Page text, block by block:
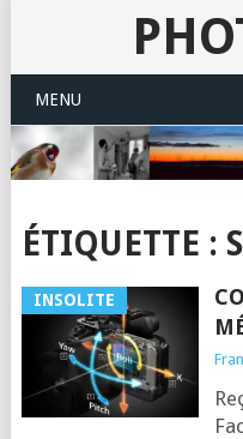
MENU
ÉTIQUETTE :
INSOLITE